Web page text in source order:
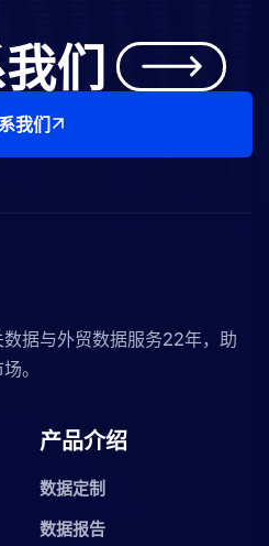
们
我们
据与外贸数据服务22年，助
。
产品介绍
数据定制
数据报告